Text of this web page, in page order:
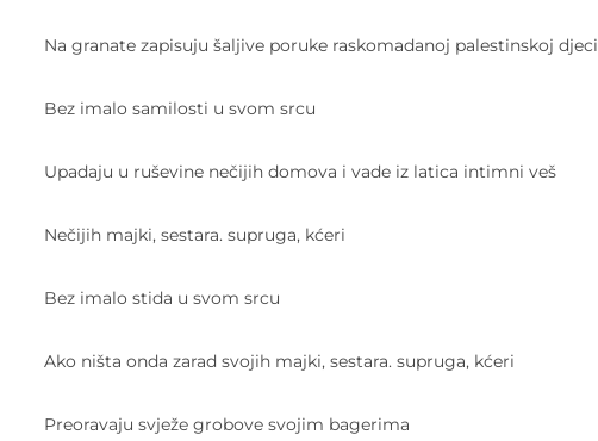
Na granate zapisuju šaljive poruke raskomadanoj palestinskoj djeci
Bez imalo samilosti u svom srcu
Upadaju u ruševine nečijih domova i vade iz latica intimni veš
Nečijih majki, sestara. supruga, kćeri
Bez imalo stida u svom srcu
Ako ništa onda zarad svojih majki, sestara. supruga, kćeri
Preoravaju svježe grobove svojim bagerima